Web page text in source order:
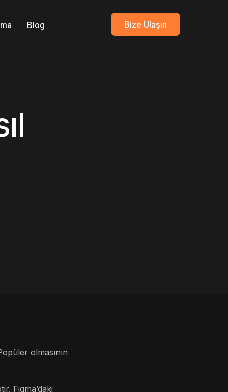
Blog Bize Ulaşın
olmasının
Figma’daki